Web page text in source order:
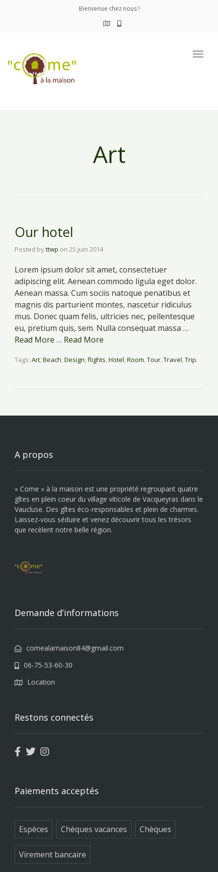
Bienvenue chez nous !
Art
Our hotel
Posted byttwp on 25 juin 2014
Lorem ipsum dolor sit amet, consectetuer
adipiscing elit. Aenean commodo ligula eget dolor.
Aenean massa. Cum sociis natoque penatibus et
magnis dis parturient montes, nascetur ridiculus
mus. Donec quam felis, ultricies nec, pellentesque
eu, pretium quis, sem. Nulla consequat massa …
Read More … Read More
Tags: Art,Beach,Design,flights,Hotel,Room,Tour,Travel,Trip
A propos
« Come » à la maison est une propriété regroupant quatre
gîtes en plein coeur du village viticole de Vacqueyras dans le
Vaucluse. Des gîtes éco-responsables et plein de charmes.
Laissez-vous séduire et venez découvrir tous les trésors
que recèlent notre belle région.
Demande d’informations
comealamaison84@gmail.com
06-75-53-60-30
Location
Restons connectés
Paiements acceptés
Espèces Chèques vacances Chèques
Virement bancaire